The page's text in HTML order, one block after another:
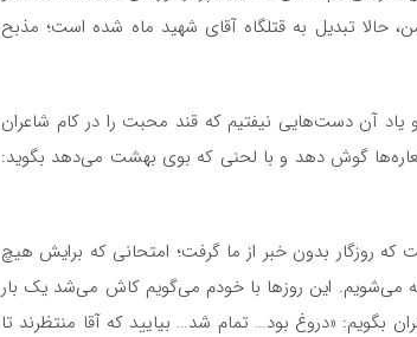
حالا تبدیل به قتلگاه آقای شهید ماه شده است؛ مذبح
یاد آن دست‌هایی نیفتیم که قند محبت را در کام شاعران
گوش دهد و با لحنی که بوی بهشت می‌دهد بگوید:
روزگار بدون خبر از ما گرفت؛ امتحانی که برایش هیچ
له می‌شویم. این روزها با خودم می‌گویم کاش می‌شد یک بار
بگویم: «دروغ بود… تمام شد… بیایید که آقا منتظرند تا